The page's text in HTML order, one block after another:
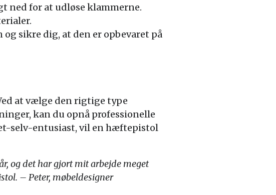
ned for at udløse klammerne.
sikre dig, at den er opbevaret på
at vælge den rigtige type
kan du opnå professionelle
selv-entusiast, vil en hæftepistol
og det har gjort mit arbejde meget
– Peter, møbeldesigner